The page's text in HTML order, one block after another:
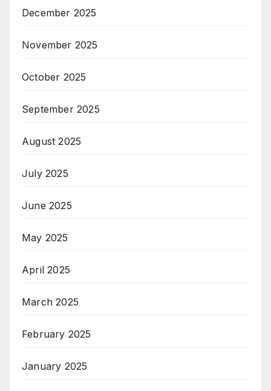
December 2025
November 2025
October 2025
September 2025
August 2025
July 2025
June 2025
May 2025
April 2025
March 2025
February 2025
January 2025